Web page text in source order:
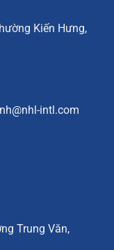
Kiến Hưng,
intl.com
Trung Văn,